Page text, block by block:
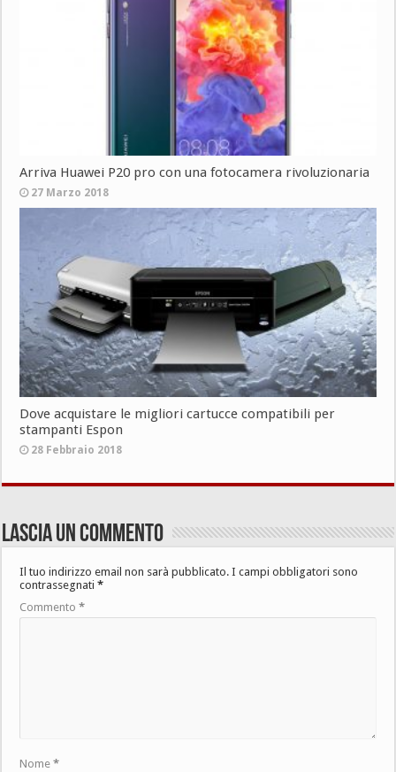
Arriva Huawei P20 pro con una fotocamera rivoluzionaria
27 Marzo 2018
Dove acquistare le migliori cartucce compatibili per
stampanti Espon
28 Febbraio 2018
Lascia un commento
Il tuo indirizzo email non sarà pubblicato. I campi obbligatori sono
contrassegnati*
Commento*
Nome*